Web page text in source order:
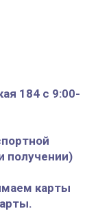
184 с 9:00-
получении)
карты